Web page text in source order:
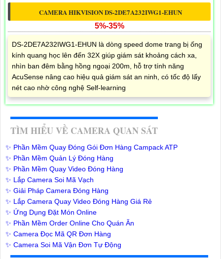
CAMERA HIKVISION DS-2DE7A232IWG1-EHUN
5%-35%
DS-2DE7A232IWG1-EHUN là dòng speed dome trang bị ống
kính quang học lên đến 32X giúp giám sát khoảng cách xa,
nhìn ban đêm bằng hồng ngoại 200m, hỗ trợ tính năng
AcuSense nâng cao hiệu quả giám sát an ninh, có tốc độ lấy
nét cao nhờ công nghệ Self-learning
TÌM HIỂU VỀ CAMERA QUAN SÁT
✨ Phần Mềm Quay Đóng Gói Đơn Hàng Campack ATP
✨ Phần Mềm Quản Lý Đóng Hàng
✨ Phần Mềm Quay Video Đóng Hàng
✨ Lắp Camera Soi Mã Vạch
✨ Giải Pháp Camera Đóng Hàng
✨ Lắp Camera Quay Video Đóng Hàng Giá Rẻ
✨ Ứng Dụng Đặt Món Online
✨ Phần Mềm Order Online Cho Quán Ăn
✨ Camera Đọc Mã QR Đơn Hàng
✨ Camera Soi Mã Vận Đơn Tự Động